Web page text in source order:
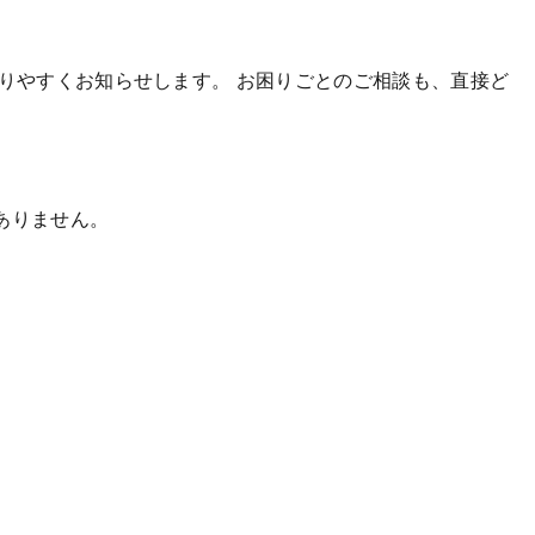
やすくお知らせします。 お困りごとのご相談も、直接ど
ません。